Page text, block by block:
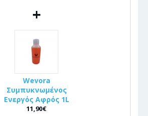
+
Wevora
Συμπυκνωμένος
Ενεργός Αφρός 1L
11,90€